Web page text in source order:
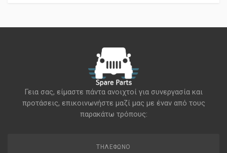
Γεια σας, είμαστε πάντα ανοιχτοί για συνεργασία και
προτάσεις, επικοινωνήστε μαζί μας με έναν από τους
παρακάτω τρόπους:
ΤΗΛΈΦΩΝΟ